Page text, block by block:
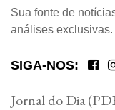
Sua fonte de
análises exclusivas.
SIGA-NOS:
Jornal do Dia